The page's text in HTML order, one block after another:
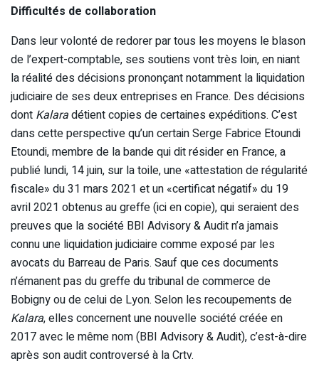
Difficultés de collaboration
Dans leur volonté de redorer par tous les moyens le blason
de l’expert-comptable, ses soutiens vont très loin, en niant
la réalité des décisions prononçant notamment la liquidation
judiciaire de ses deux entreprises en France. Des décisions
dont Kalaradétient copies de certaines expéditions. C’est
dans cette perspective qu’un certain Serge Fabrice Etoundi
Etoundi, membre de la bande qui dit résider en France, a
publié lundi, 14 juin, sur la toile, une «attestation de régularité
fiscale» du 31 mars 2021 et un «certificat négatif» du 19
avril 2021 obtenus au greffe (ici en copie), qui seraient des
preuves que la société BBI Advisory & Audit n’a jamais
connu une liquidation judiciaire comme exposé par les
avocats du Barreau de Paris. Sauf que ces documents
n’émanent pas du greffe du tribunal de commerce de
Bobigny ou de celui de Lyon. Selon les recoupements de
Kalara, elles concernent une nouvelle société créée en
2017 avec le même nom (BBI Advisory & Audit), c’est-à-dire
après son audit controversé à la Crtv.